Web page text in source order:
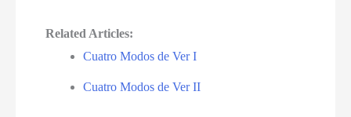
Related Articles:
Cuatro Modos de Ver I
Cuatro Modos de Ver II